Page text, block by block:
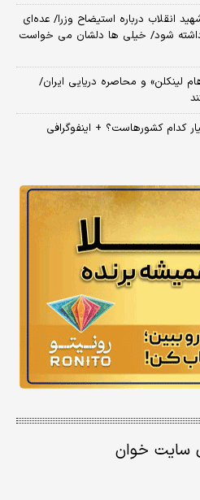
انقلاب درباره استیضاح وزرا/ عده‌ای
شود/ خیلی ها دلشان می خواست
لینکلن» و محاصره دریایی ایران/
کدام کشورهاست؟ + اینفوگرافی
سایت خوان